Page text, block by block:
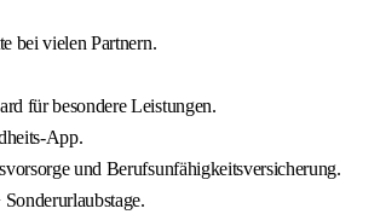
bei vielen Partnern.
für besondere Leistungen.
App.
und Berufsunfähigkeitsversicherung.